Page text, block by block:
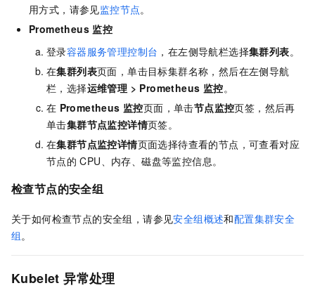
用方式，请参见监控节点。
Prometheus 监控
登录容器服务管理控制台 ，在左侧导航栏选择集群列表。
在集群列表页面，单击目标集群名称，然后在左侧导航
栏，选择运维管理 > Prometheus 监控。
在 Prometheus 监控页面，单击节点监控页签，然后再
单击集群节点监控详情页签。
在集群节点监控详情页面选择待查看的节点，可查看对应
节点的 CPU、内存、磁盘等监控信息。
检查节点的安全组
关于如何检查节点的安全组，请参见安全组概述和配置集群安全
组 。
Kubelet 异常处理